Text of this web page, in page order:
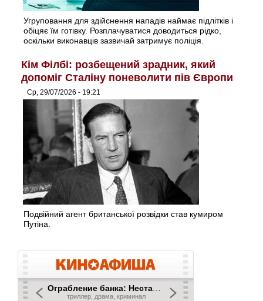
Угруповання для здійснення нападів наймає підлітків і
обіцяє їм готівку. Розплачуватися доводиться рідко,
оскільки виконавців зазвичай затримує поліція.
Кім Філбі: розбещений зрадник, який
допоміг Сталіну поневолити пів Європи
Ср, 29/07/2026 - 19:21
Подвійний агент британської розвідки став кумиром
Путіна.